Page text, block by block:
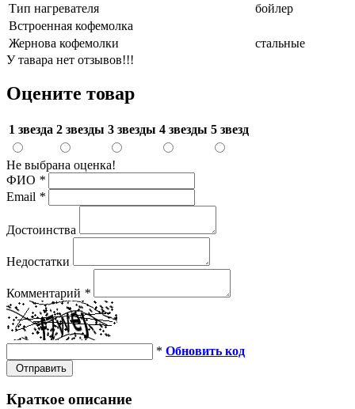
Тип нагревателя
бойлер
Встроенная кофемолка
Жернова кофемолки
стальные
У тавара нет отзывов!!!
Оцените товар
1 звезда 2 звезды 3 звезды 4 звезды 5 звезд
Не выбрана оценка!
ФИО *
Email *
Достоинства
Недостатки
Комментарий *
* Обновить код
Отправить
Краткое описание